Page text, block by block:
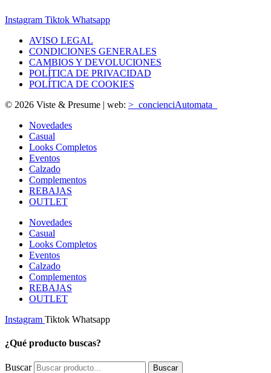
Instagram Tiktok Whatsapp
AVISO LEGAL
CONDICIONES GENERALES
CAMBIOS Y DEVOLUCIONES
POLÍTICA DE PRIVACIDAD
POLÍTICA DE COOKIES
© 2026 Viste & Presume | web: >_concienciAutomata_
Novedades
Casual
Looks Completos
Eventos
Calzado
Complementos
REBAJAS
OUTLET
Novedades
Casual
Looks Completos
Eventos
Calzado
Complementos
REBAJAS
OUTLET
Instagram Tiktok Whatsapp
¿Qué producto buscas?
Buscar Buscar